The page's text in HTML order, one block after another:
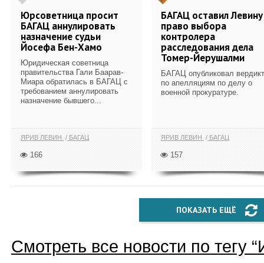
Юрсоветница просит
БАГАЦ аннулировать
назначение судьи
Йосефа Бен-Хамо
Юридическая советница
правительства Гали Баарав-
Миара обратилась в БАГАЦ с
требованием аннулировать
назначение бывшего...
ЯРИВ ЛЕВИН БАГАЦ
166
БАГАЦ оставил Левину
право выбора
контролера
расследования дела
Томер-Йерушалми
БАГАЦ опубликовал вердикт
по апелляциям по делу о
военной прокуратуре.
ЯРИВ ЛЕВИН БАГАЦ
157
ПОКАЗАТЬ ЕЩЁ
Смотреть все новости по тегу “